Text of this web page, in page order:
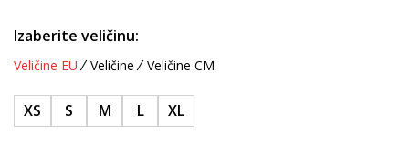
Izaberite veličinu:
Veličine EU Veličine Veličine CM
XS S M L XL